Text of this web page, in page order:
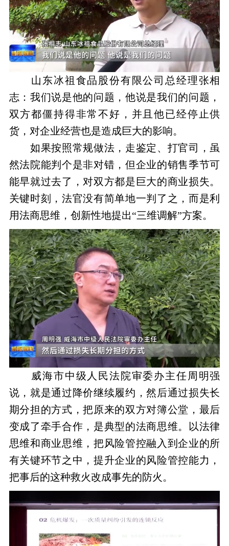
山东冰祖食品股份有限公司总经理张相
志：我们说是他的问题，他说是我们的问题，
双方都僵持得非常不好，并且他已经停止供
货，对企业经营也是造成巨大的影响。
如果按照常规做法，走鉴定、打官司，虽
然法院能判个是非对错，但企业的销售季节可
能早就过去了，对双方都是巨大的商业损失。
关键时刻，法官没有简单地一判了之，而是利
用法商思维，创新性地提出“三维调解”方案。
威海市中级人民法院审委办主任周明强
说，就是通过降价继续履约，然后通过损失长
期分担的方式，把原来的双方对簿公堂，最后
变成了牵手合作，是典型的法商思维。以法律
思维和商业思维，把风险管控融入到企业的所
有关键环节之中，提升企业的风险管控能力，
把事后的这种救火改成事先的防火。